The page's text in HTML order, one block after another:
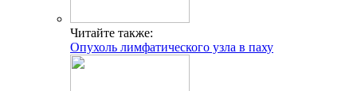
Читайте также:
Опухоль лимфатического узла в паху